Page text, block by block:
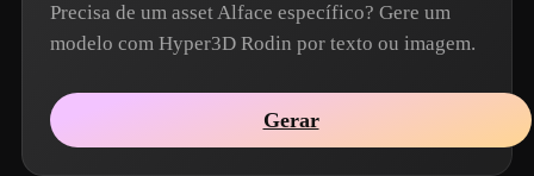
Precisa de um asset Alface específico? Gere um
modelo com Hyper3D Rodin por texto ou imagem.
Gerar